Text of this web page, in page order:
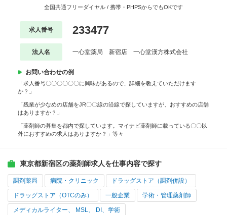
全国共通フリーダイヤル / 携帯・PHPSからでもOKです
求人番号 233477
法人名 一心堂薬局 新宿店 一心堂漢方株式会社
お問い合わせの例
「求人番号〇〇〇〇〇〇に興味があるので、詳細を教えていただけます
か？」
「残業が少なめの店舗をJR〇〇線の沿線で探していますが、おすすめの店舗
はありますか？」
「薬剤師の募集を都内で探しています。マイナビ薬剤師に載っている〇〇以
外におすすめの求人はありますか？」等々
東京都新宿区の薬剤師求人を仕事内容で探す
調剤薬局 病院・クリニック ドラッグストア（調剤併設）
ドラッグストア（OTCのみ） 一般企業 学術・管理薬剤師
メディカルライター、 MSL、 DI、学術